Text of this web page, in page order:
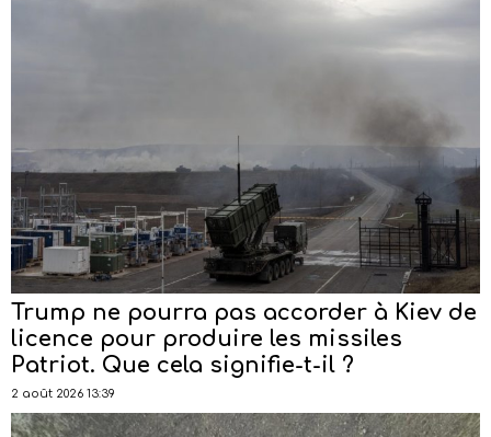
Trump ne pourra pas accorder à Kiev de
licence pour produire les missiles
Patriot. Que cela signifie-t-il ?
2 août 2026 13:39